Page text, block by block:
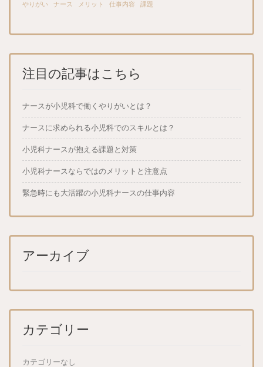
やりがい ナース メリット 仕事内容 課題
注目の記事はこちら
ナースが小児科で働くやりがいとは？
ナースに求められる小児科でのスキルとは？
小児科ナースが抱える課題と対策
小児科ナースならではのメリットと注意点
緊急時にも大活躍の小児科ナースの仕事内容
アーカイブ
カテゴリー
カテゴリーなし